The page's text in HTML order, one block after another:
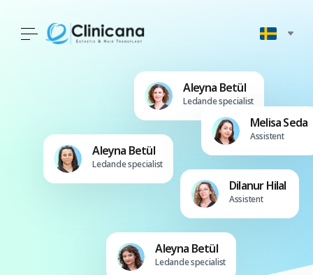
Aleyna Betül
Ledande specialist
Aleyna Betül
Ledande specialist
Melisa Seda
Assistent
Dilanur Hilal
Assistent
Aleyna Betül
Ledande specialist